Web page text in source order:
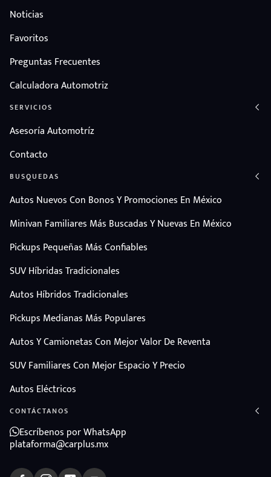
Noticias
Favoritos
Preguntas Frecuentes
Calculadora Automotriz
SERVICIOS
Asesoría Automotríz
Contacto
BUSQUEDAS
Autos Nuevos Con Bonos Y Promociones En México
Minivan Familiares Más Buscadas Y Nuevas En México
Pickups Pequeñas Más Confiables
SUV Híbridas Tradicionales
Autos Híbridos Tradicionales
Pickups Medianas Más Populares
Autos Y Camionetas Con Mejor Valor De Reventa
SUV Familiares Con Mejor Espacio Y Precio
Autos Eléctricos
CONTÁCTANOS
Escríbenos por WhatsApp
plataforma@carplus.mx